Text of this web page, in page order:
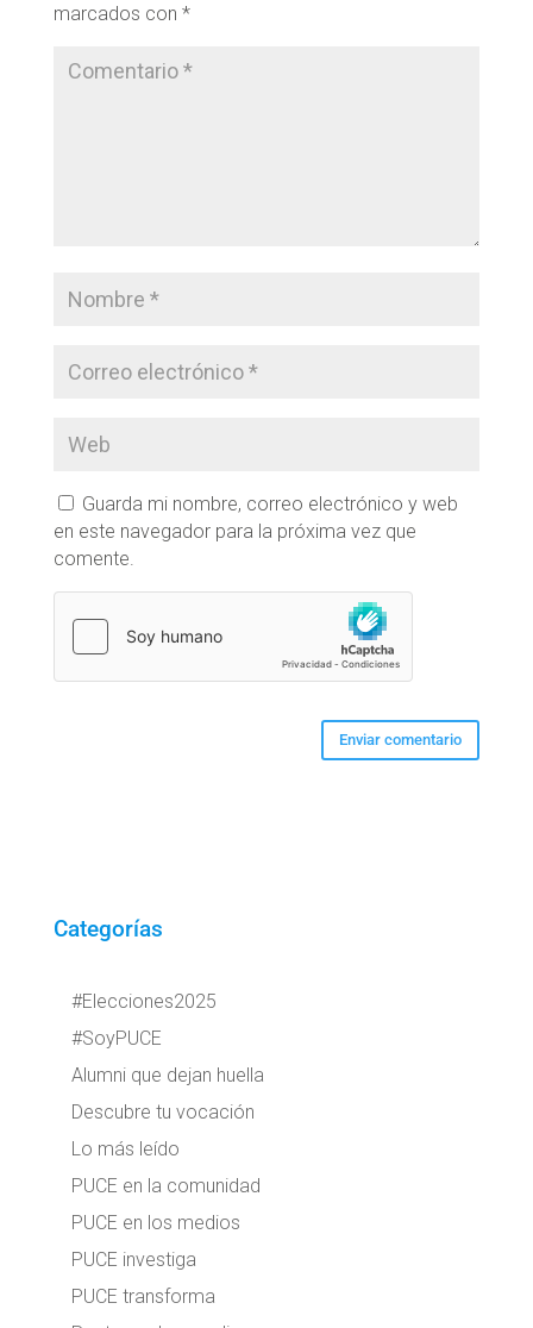
marcados con *
Guarda mi nombre, correo electrónico y web
en este navegador para la próxima vez que
comente.
Categorías
#Elecciones2025
#SoyPUCE
Alumni que dejan huella
Descubre tu vocación
Lo más leído
PUCE en la comunidad
PUCE en los medios
PUCE investiga
PUCE transforma